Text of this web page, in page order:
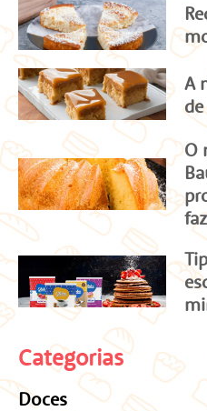
A
O
Categorias
Doces